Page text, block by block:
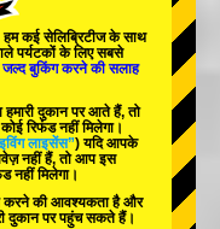
टोक्यो बे
हमकई सेलिब्रिटीजके साथ
पर्यटकों के लिएसबसे
बुकिंग करने की सलाह
दुकान पर आते हैं, तो
रिफंड नहीं मिलेगा।
लाइसेंस”) यदि आपके
नहीं हैं, तो आप इस
नहीं मिलेगा।
करने की आवश्यकता है और
दुकान पर पहुंच सकते हैं।